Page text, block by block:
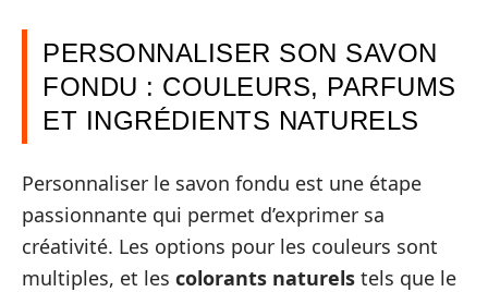
PERSONNALISER SON SAVON
FONDU : COULEURS, PARFUMS
ET INGRÉDIENTS NATURELS
Personnaliser le savon fondu est une étape
passionnante qui permet d’exprimer sa
créativité. Les options pour les couleurs sont
multiples, et les colorants naturels tels que le